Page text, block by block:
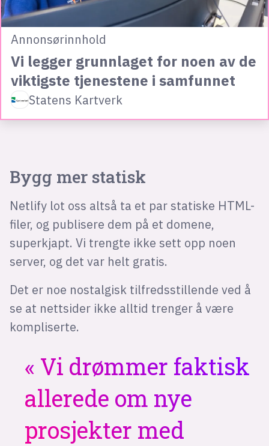
Annonsørinnhold
Vi legger grunnlaget for noen av de
viktigste tjenestene i samfunnet
Statens Kartverk
Bygg mer statisk
Netlify lot oss altså ta et par statiske HTML-
filer, og publisere dem på et domene,
superkjapt. Vi trengte ikke sett opp noen
server, og det var helt gratis.
Det er noe nostalgisk tilfredsstillende ved å
se at nettsider ikke alltid trenger å være
kompliserte.
Vi drømmer faktisk
allerede om nye
prosjekter med